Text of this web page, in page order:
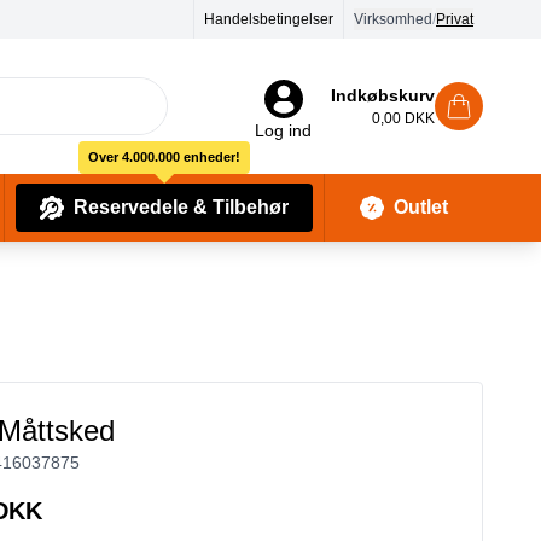
Handelsbetingelser Virksomhed/Privat
Log ind
Indkøbskurv
0,00 DKK
Reservedele & Tilbehør
Over 4.000.000 enheder!
Outlet